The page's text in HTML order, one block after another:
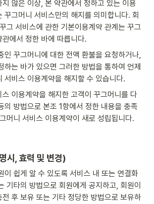
지 않은 이상, 본 약관에서 정하고 있는 이용
꾸그머니 서비스만의 해지를 의미합니다. 회
그 서비스에 관한 기본이용계약 관계는 꾸그
에서 정한 바에 따릅니다.
인 꾸그머니에 대한 전액 환불을 요청하거나,
하는 바가 있으면 그러한 방법을 통하여 언제
서비스 이용계약을 해지할 수 있습니다.
스 이용계약을 해지한 고객이 꾸그머니를 다
의 방법으로 본조 1항에서 정한 내용을 충족
머니 서비스 이용계약이 새로 성립됩니다.
시, 효력 및 변경)
이 쉽게 알 수 있도록 서비스 내 또는 연결화
기타의 방법으로 회원에게 공지하고, 회원이
전 후 보유 또는 기타 정당한 방법으로 보유하